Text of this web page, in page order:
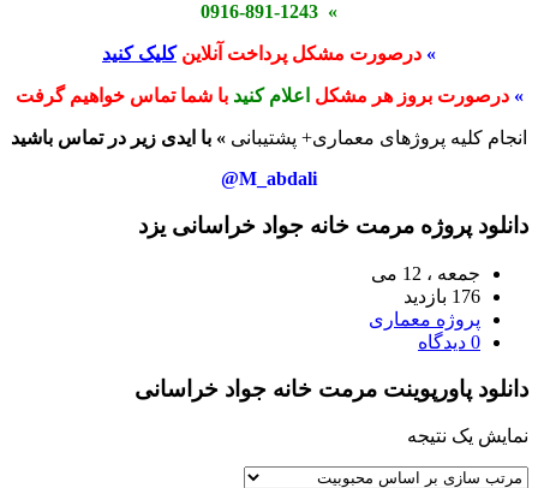
» 0916-891-1243
» درصورت مشکل پرداخت آنلاینکلیک کنید
» درصورت بروز هر مشکل اعلام کنید با شما تماس خواهیم گرفت
انجام کلیه پروژهای معماری+ پشتیبانی » با ایدی زیر در تماس باشید
M_abdali@
دانلود پروژه مرمت خانه جواد خراسانی یزد
جمعه ، 12 می
176 بازدید
پروژه معماری
0 دیدگاه
دانلود پاورپوینت مرمت خانه جواد خراسانی
نمایش یک نتیجه